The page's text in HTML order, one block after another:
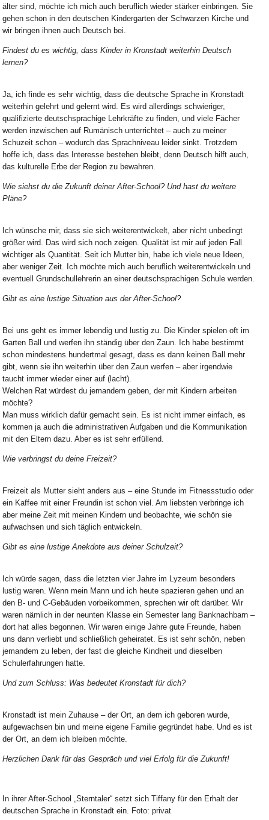
älter sind, möchte ich mich auch beruflich wieder stärker einbringen. Sie
gehen schon in den deutschen Kindergarten der Schwarzen Kirche und
wir bringen ihnen auch Deutsch bei.
Findest du es wichtig, dass Kinder in Kronstadt weiterhin Deutsch
lernen?
Ja, ich finde es sehr wichtig, dass die deutsche Sprache in Kronstadt
weiterhin gelehrt und gelernt wird. Es wird allerdings schwieriger,
qualifizierte deutschsprachige Lehrkräfte zu finden, und viele Fächer
werden inzwischen auf Rumänisch unterrichtet – auch zu meiner
Schuzeit schon – wodurch das Sprachniveau leider sinkt. Trotzdem
hoffe ich, dass das Interesse bestehen bleibt, denn Deutsch hilft auch,
das kulturelle Erbe der Region zu bewahren.
Wie siehst du die Zukunft deiner After-School? Und hast du weitere
Pläne?
Ich wünsche mir, dass sie sich weiterentwickelt, aber nicht unbedingt
größer wird. Das wird sich noch zeigen. Qualität ist mir auf jeden Fall
wichtiger als Quantität. Seit ich Mutter bin, habe ich viele neue Ideen,
aber weniger Zeit. Ich möchte mich auch beruflich weiterentwickeln und
eventuell Grundschullehrerin an einer deutschsprachigen Schule werden.
Gibt es eine lustige Situation aus der After-School?
Bei uns geht es immer lebendig und lustig zu. Die Kinder spielen oft im
Garten Ball und werfen ihn ständig über den Zaun. Ich habe bestimmt
schon mindestens hundertmal gesagt, dass es dann keinen Ball mehr
gibt, wenn sie ihn weiterhin über den Zaun werfen – aber irgendwie
taucht immer wieder einer auf (lacht).
Welchen Rat würdest du jemandem geben, der mit Kindern arbeiten
möchte?
Man muss wirklich dafür gemacht sein. Es ist nicht immer einfach, es
kommen ja auch die administrativen Aufgaben und die Kommunikation
mit den Eltern dazu. Aber es ist sehr erfüllend.
Wie verbringst du deine Freizeit?
Freizeit als Mutter sieht anders aus – eine Stunde im Fitnessstudio oder
ein Kaffee mit einer Freundin ist schon viel. Am liebsten verbringe ich
aber meine Zeit mit meinen Kindern und beobachte, wie schön sie
aufwachsen und sich täglich entwickeln.
Gibt es eine lustige Anekdote aus deiner Schulzeit?
Ich würde sagen, dass die letzten vier Jahre im Lyzeum besonders
lustig waren. Wenn mein Mann und ich heute spazieren gehen und an
den B- und C-Gebäuden vorbeikommen, sprechen wir oft darüber. Wir
waren nämlich in der neunten Klasse ein Semester lang Banknachbarn –
dort hat alles begonnen. Wir waren einige Jahre gute Freunde, haben
uns dann verliebt und schließlich geheiratet. Es ist sehr schön, neben
jemandem zu leben, der fast die gleiche Kindheit und dieselben
Schulerfahrungen hatte.
Und zum Schluss: Was bedeutet Kronstadt für dich?
Kronstadt ist mein Zuhause – der Ort, an dem ich geboren wurde,
aufgewachsen bin und meine eigene Familie gegründet habe. Und es ist
der Ort, an dem ich bleiben möchte.
Herzlichen Dank für das Gespräch und viel Erfolg für die Zukunft!
In ihrer After-School „Sterntaler“ setzt sich Tiffany für den Erhalt der
deutschen Sprache in Kronstadt ein. Foto: privat